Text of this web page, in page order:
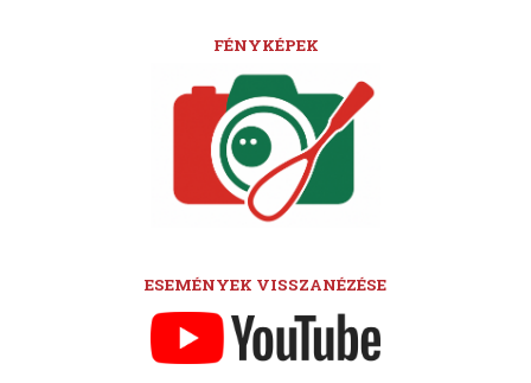
FÉNYKÉPEK
ESEMÉNYEK VISSZANÉZÉSE